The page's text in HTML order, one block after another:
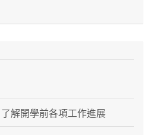
解開學前各項工作進展